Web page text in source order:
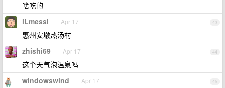
啥吃的
43
iLmessi Apr 17
惠州安墩热汤村
44
zhishi69 Apr 17
这个天气泡温泉吗
45
windowswind Apr 17